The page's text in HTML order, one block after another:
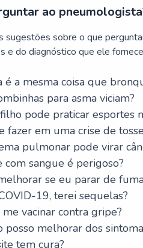
ao
sugestões sobre o que
e do diagnóstico que ele
é a mesma coisa que
para asma viciam?
pode praticar esportes
fazer em uma crise de
pulmonar pode virar
com sangue é perigoso?
se eu parar de
19, terei sequelas?
me vacinar contra gripe?
posso melhorar dos
tem cura?